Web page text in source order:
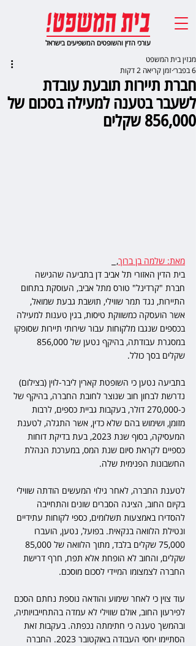
עורכי הדין והשופטים המשפיעים בישראל
חברת תיירות תובעת עובדת
לשעבר בטענה למעילה בסכום של
856,000 שקלים
מגזין בית המשפט
6 בפבר׳
זמן קריאה 2 דקות
מאת: שלמה בן ברוך,
בית הדין האזורי תל אביב דן בתביעה שהגישה
חברת "קרדינל" טורס מתל אביב, העוסקת בתחום
התיירות, נגד תמר שווילי, תושבת גבעת שמואל,
אשר הועסקה כמשווקת טיסות, בגין טענות למעילה
בכספים שנגבו מלקוחות עבור שירותי תיירות שסופקו
שקלים בסך כולל.
בתביעה נטען כי השופטת קארין ליבר-לוין (בצילום)
נדרשת לבחון חוב שנוצר לחובת החברה, בהיקף של
כ-270,000 דולר, בעקבות גביית כספים, לרבות
מזומן, ושימוש בהם שלא כדין, אשר התגלה, לטענת
המעסיקה, בסוף שנת 2023, בעת בדיקת דוחות
כספיים לקראת סיום שנת המס, במערכת הנהלת
החשבונות הפנימית שלה.
לטענת החברה, לאחר גילוי המעשים הודתה שווילי
בקיום החוב, הציגה הסברים שונים והתחייבה
להסדירו באמצעות תשלומים, כספי לקוחות עתידיים
ונטילת הלוואה בנקאית. בפועל, נטען, הועברו
שקלים, והחוב לא הופחת אלא תפח, חרף דרישת
החברה לצמצומו המיידי לסכום מוסכם.
עוד צוין כי לאחר שימוע והודאה נוספת נחתם הסכם
לפירעון החוב, אולם שווילי לא עמדה בהתחייבויותיה,
ובהמשך טענה כי חתימתה נכפתה. בעקבות זאת
הסתיימו יחסי העבודה באוקטובר 2023. החברה